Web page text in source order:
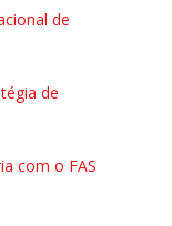
de
de
com o FAS